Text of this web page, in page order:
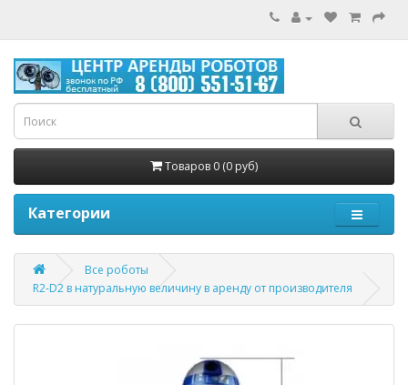
Товаров 0 (0 руб)
Категории
Все роботы
R2-D2 в натуральную величину в аренду от производителя